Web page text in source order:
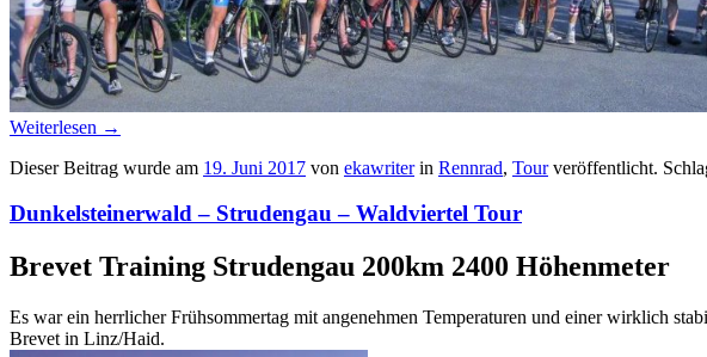
Weiterlesen →
Dieser Beitrag wurde am 19. Juni 2017 von ekawriterin Rennrad, Tourveröffentlicht.
Dunkelsteinerwald – Strudengau – Waldviertel Tour
Brevet Training Strudengau 200km 2400 Höhenmeter
Es war ein herrlicher Frühsommertag mit angenehmen Temperaturen und einer wirklich
Brevet in Linz/Haid.